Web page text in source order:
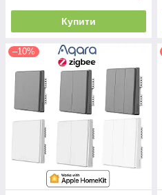
Купити
–10%